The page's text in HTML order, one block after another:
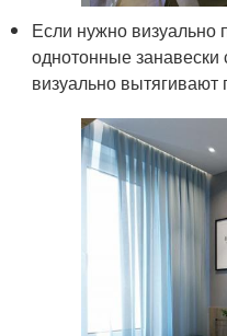
Если нужно визуально
однотонные занавески
визуально